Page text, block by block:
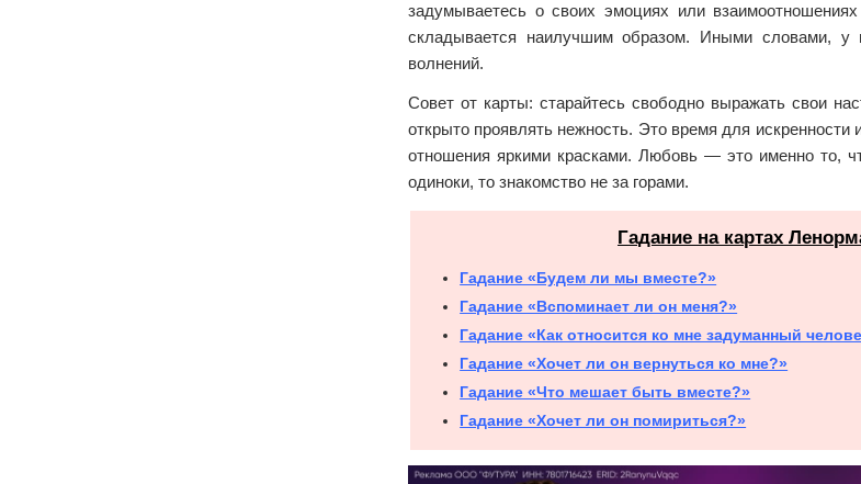
задумываетесь о своих эмоциях или
складывается наилучшим образом. Иными словами,
волнений.
Совет от карты: старайтесь свободно выражать свои
открыто проявлять нежность. Это время для
отношения яркими красками. Любовь — это именно то,
одиноки, то знакомство не за горами.
Гадание на картах
Гадание «Будем ли мы вместе?»
Гадание «Вспоминает ли он меня?»
Гадание «Как относится ко мне задуманный
Гадание «Хочет ли он вернуться ко мне?»
Гадание «Что мешает быть вместе?»
Гадание «Хочет ли он помириться?»